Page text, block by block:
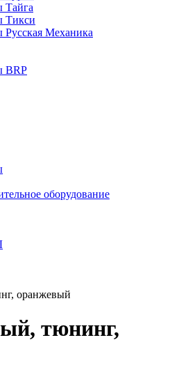
Тайга
Тикси
Русская Механика
BRP
оборудование
оранжевый
тюнинг,